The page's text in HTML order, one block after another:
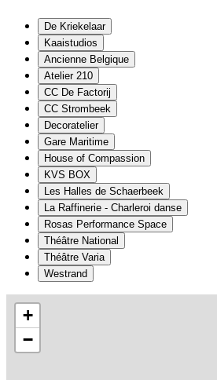
De Kriekelaar
Kaaistudios
Ancienne Belgique
Atelier 210
CC De Factorij
CC Strombeek
Decoratelier
Gare Maritime
House of Compassion
KVS BOX
Les Halles de Schaerbeek
La Raffinerie - Charleroi danse
Rosas Performance Space
Théâtre National
Théâtre Varia
Westrand
+
−